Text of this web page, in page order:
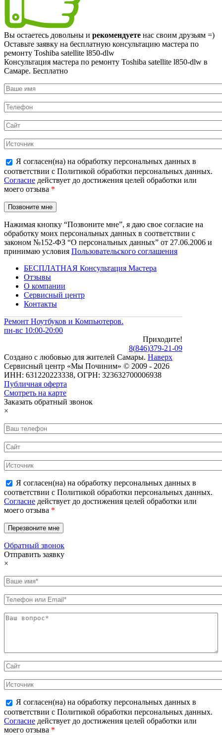
Вы остаетесь довольны и рекомендуете нас своим друзьям =)
Оставьте заявку на бесплатную консультацию мастера по
ремонту Toshiba satellite l850-dlw
Консультация мастера по ремонту Toshiba satellite l850-dlw в
Самаре. Бесплатно
Я согласен(на) на обработку персональных данных в
соответствии с Политикой обработки персональных данных.
Согласие действует до достижения целей обработки или
моего отзыва *
Нажимая кнопку “Позвоните мне”, я даю свое согласие на
обработку моих персональных данных в соответствии с
законом №152-ФЗ “О персональных данных” от 27.06.2006 и
принимаю условия Пользовательского соглашения
БЕСПЛАТНАЯ Консультация Мастера
Отзывы
О компании
Сервисный центр
Контакты
Ремонт Ноутбуков и Компьютеров.
пн-вс 10:00-20:00
Приходите!
8(846)379-21-09
Создано с любовью для жителей Самары. Наверх
Сервисный центр «Мы Починим» © 2009 - 2026
ИНН: 631220223338, ОГРН: 323632700006938
Публичная оферта
Смотреть на карте
Заказать обратный звонок
×
Я согласен(на) на обработку персональных данных в
соответствии с Политикой обработки персональных данных.
Согласие действует до достижения целей обработки или
моего отзыва *
Обратный звонок
Отправить заявку
×
Я согласен(на) на обработку персональных данных в
соответствии с Политикой обработки персональных данных.
Согласие действует до достижения целей обработки или
моего отзыва *